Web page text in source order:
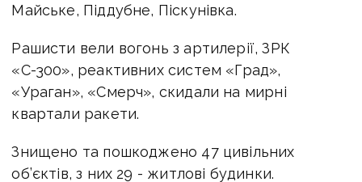
Майське, Піддубне, Піскунівка.
Рашисти вели вогонь з артилерії, ЗРК
«С-300», реактивних систем «Град»,
«Ураган», «Смерч», скидали на мирні
квартали ракети.
Знищено та пошкоджено 47 цивільних
об’єктів, з них 29 - житлові будинки.